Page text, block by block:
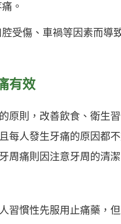
。
受傷、車禍等因素而導
有效
原則，改善飲食、衛生
每人發生牙痛的原因都
周痛則因注意牙周的清
習慣性先服用止痛藥，